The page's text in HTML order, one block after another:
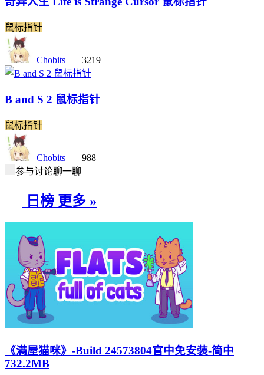
鼠标指针
Chobits 3219
B and S 2 鼠标指针
鼠标指针
Chobits
988
参与讨论聊一聊
日榜 更多 »
《满屋猫咪》-Build 24573804官中免安装-简中
732.2MB